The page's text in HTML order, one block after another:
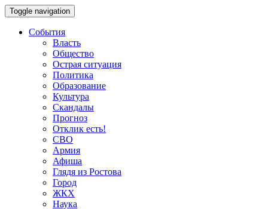
Toggle navigation
События
Власть
Общество
Острая ситуация
Политика
Образование
Культура
Скандалы
Прогноз
Отклик есть!
СВО
Армия
Афиша
Глядя из Ростова
Город
ЖКХ
Наука